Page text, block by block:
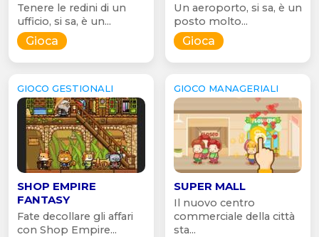
Tenere le redini di un
ufficio, si sa, è un...
Gioca
Un aeroporto, si sa, è un
posto molto...
Gioca
GIOCO GESTIONALI
SHOP EMPIRE
FANTASY
Fate decollare gli affari
con Shop Empire...
GIOCO MANAGERIALI
SUPER MALL
Il nuovo centro
commerciale della città
sta...